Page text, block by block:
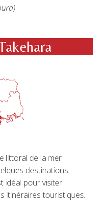
littoral de la mer
destinations
idéal pour visiter
itinéraires touristiques.